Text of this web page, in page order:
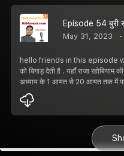
May 31, 2023
hello friends in this episode
को बिगाड़ देती है . यहाँ राजा
अध्याय के 1 आयत से 20 आयत तक में